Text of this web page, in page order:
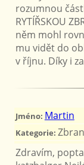
rozumnou
RYTÍŘSKOU
něm mohl
mu vidět do
v říjnu. Díky i
Jméno: Martin
Kategorie:
Zdravím,